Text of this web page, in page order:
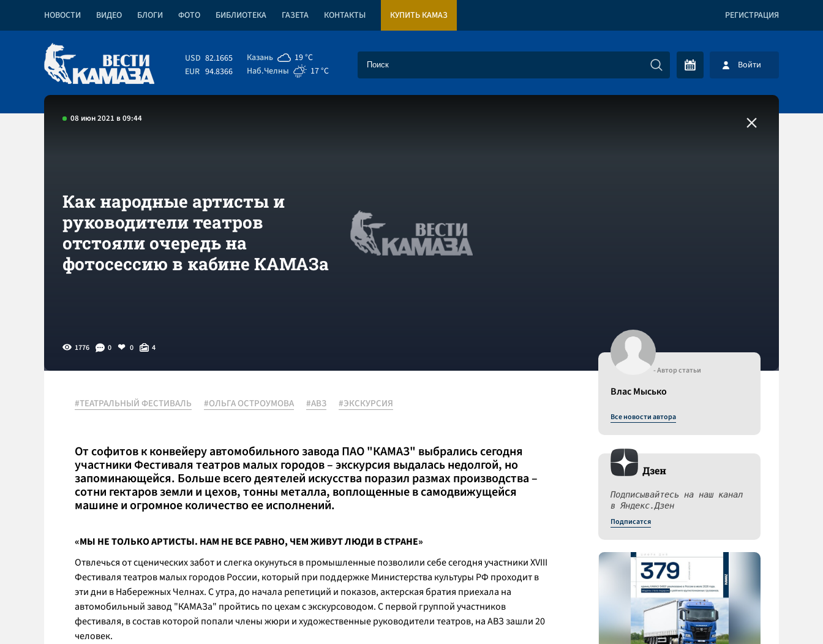
НОВОСТИ ВИДЕО БЛОГИ ФОТО БИБЛИОТЕКА ГАЗЕТА КОНТАКТЫ КУПИТЬ КАМАЗ РЕГИСТРАЦИЯ
USD 82.1665
EUR 94.8366
Казань
19 °C
Наб.Челны
17 °C Войти
08 июн 2021 в 09:44
Как народные артисты и
руководители театров
отстояли очередь на
фотосессию в кабине КАМАЗа
1776 0 0 4
#ТЕАТРАЛЬНЫЙ ФЕСТИВАЛЬ #ОЛЬГА ОСТРОУМОВА #АВЗ #ЭКСКУРСИЯ
От софитов к конвейеру автомобильного завода ПАО "КАМАЗ" выбрались сегодня
участники Фестиваля театров малых городов – экскурсия выдалась недолгой, но
запоминающейся. Больше всего деятелей искусства поразил размах производства –
сотни гектаров земли и цехов, тонны металла, воплощенные в самодвижущейся
машине и огромное количество ее исполнений.
«МЫ НЕ ТОЛЬКО АРТИСТЫ. НАМ НЕ ВСЕ РАВНО, ЧЕМ ЖИВУТ ЛЮДИ В СТРАНЕ»
Отвлечься от сценических забот и слегка окунуться в промышленные позволили себе сегодня участники XVIII
Фестиваля театров малых городов России, который при поддержке Министерства культуры РФ проходит в
эти дни в Набережных Челнах. С утра, до начала репетиций и показов, актерская братия приехала на
автомобильный завод "КАМАЗа" пройтись по цехам с экскурсоводом. С первой группой участников
фестиваля, в состав которой попали члены жюри и художественные руководители театров, на АВЗ зашли 20
человек.
- Автор статьи
Влас Мысько
Все новости автора
Дзен
Подписывайтесь на наш канал
в Яндекс.Дзен
Подписатся